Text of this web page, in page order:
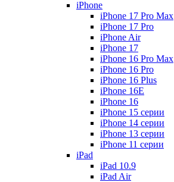
iPhone
iPhone 17 Pro Max
iPhone 17 Pro
iPhone Air
iPhone 17
iPhone 16 Pro Max
iPhone 16 Pro
iPhone 16 Plus
iPhone 16E
iPhone 16
iPhone 15 серии
iPhone 14 серии
iPhone 13 серии
iPhone 11 серии
iPad
iPad 10.9
iPad Air